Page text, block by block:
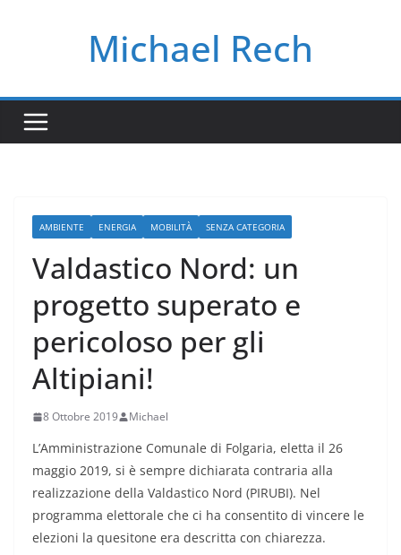
Michael Rech
AMBIENTE ENERGIA MOBILITÀ SENZA CATEGORIA
Valdastico Nord: un
progetto superato e
pericoloso per gli
Altipiani!
8 Ottobre 2019 Michael
L’Amministrazione Comunale di Folgaria, eletta il 26
maggio 2019, si è sempre dichiarata contraria alla
realizzazione della Valdastico Nord (PIRUBI). Nel
programma elettorale che ci ha consentito di vincere le
elezioni la quesitone era descritta con chiarezza.